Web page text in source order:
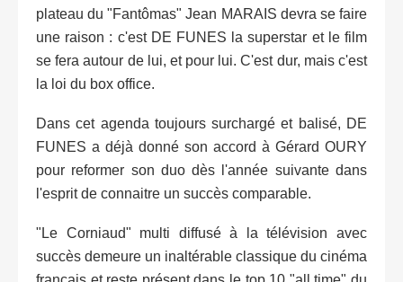
plateau du "Fantômas" Jean MARAIS devra se faire
une raison : c'est DE FUNES la superstar et le film
se fera autour de lui, et pour lui. C'est dur, mais c'est
la loi du box office.
Dans cet agenda toujours surchargé et balisé, DE
FUNES a déjà donné son accord à Gérard OURY
pour reformer son duo dès l'année suivante dans
l'esprit de connaitre un succès comparable.
"Le Corniaud" multi diffusé à la télévision avec
succès demeure un inaltérable classique du cinéma